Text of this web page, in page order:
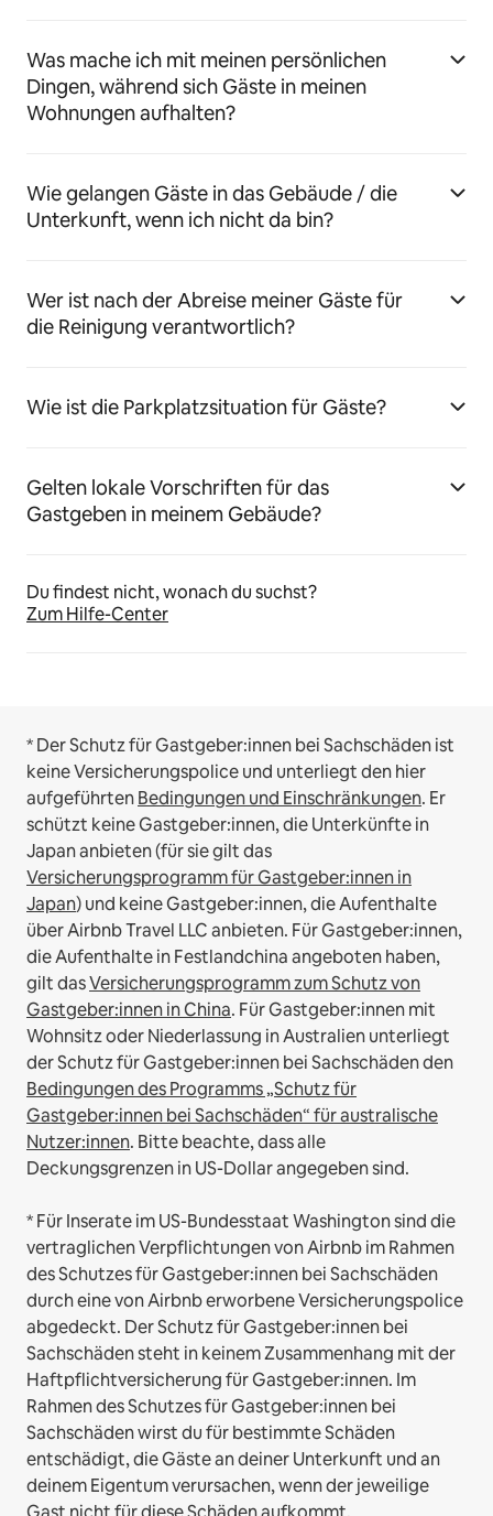
Was mache ich mit meinen persönlichen
Dingen, während sich Gäste in meinen
Wohnungen aufhalten?
Wie gelangen Gäste in das Gebäude / die
Unterkunft, wenn ich nicht da bin?
Wer ist nach der Abreise meiner Gäste für
die Reinigung verantwortlich?
Wie ist die Parkplatzsituation für Gäste?
Gelten lokale Vorschriften für das
Gastgeben in meinem Gebäude?
Du findest nicht, wonach du suchst?
Zum Hilfe-Center
* Der Schutz für Gastgeber:innen bei Sachschäden ist
keine Versicherungspolice und unterliegt den hier
aufgeführtenBedingungen und Einschränkungen. Er
schützt keine Gastgeber:innen, die Unterkünfte in
Japan anbieten (für sie gilt das
Versicherungsprogramm für Gastgeber:innen in
Japan) und keine Gastgeber:innen, die Aufenthalte
über Airbnb Travel LLC anbieten. Für Gastgeber:innen,
die Aufenthalte in Festlandchina angeboten haben,
gilt dasVersicherungsprogramm zum Schutz von
Gastgeber:innen in China. Für Gastgeber:innen mit
Wohnsitz oder Niederlassung in Australien unterliegt
der Schutz für Gastgeber:innen bei Sachschäden den
Bedingungen des Programms „Schutz für
Gastgeber:innen bei Sachschäden“ für australische
Nutzer:innen. Bitte beachte, dass alle
Deckungsgrenzen in US-Dollar angegeben sind.
* Für Inserate im US-Bundesstaat Washington sind die
vertraglichen Verpflichtungen von Airbnb im Rahmen
des Schutzes für Gastgeber:innen bei Sachschäden
durch eine von Airbnb erworbene Versicherungspolice
abgedeckt. Der Schutz für Gastgeber:innen bei
Sachschäden steht in keinem Zusammenhang mit der
Haftpflichtversicherung für Gastgeber:innen. Im
Rahmen des Schutzes für Gastgeber:innen bei
Sachschäden wirst du für bestimmte Schäden
entschädigt, die Gäste an deiner Unterkunft und an
deinem Eigentum verursachen, wenn der jeweilige